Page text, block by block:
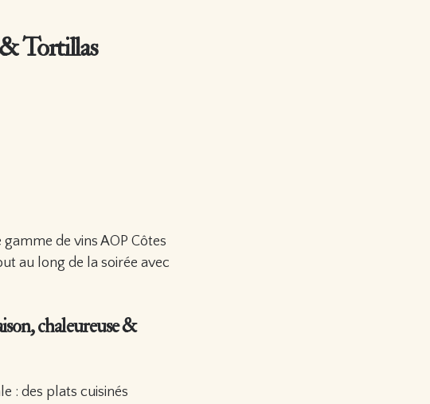
& Tortillas
de vins AOP Côtes
au long de la soirée avec
chaleureuse &
: des plats cuisinés